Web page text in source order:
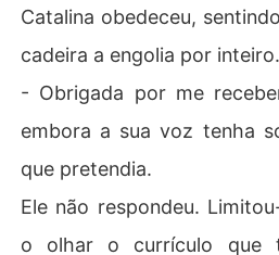
Catalina obedeceu,
cadeira a engolia por inteiro.
- Obrigada por me
embora a sua voz tenha
que pretendia.
Ele não respondeu.
o olhar o currículo que